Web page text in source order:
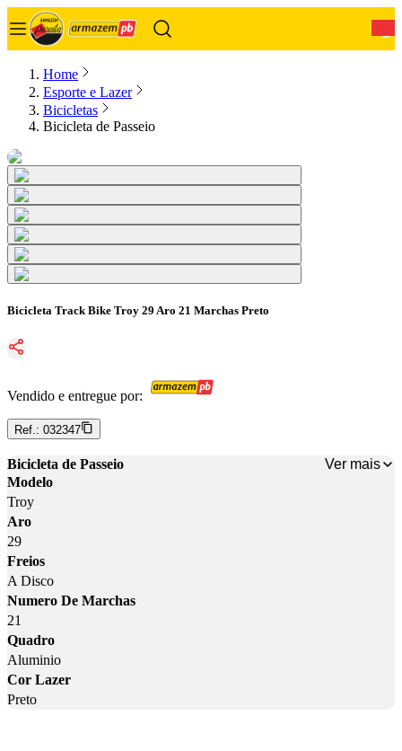
Home
Esporte e Lazer
Bicicletas
Bicicleta de Passeio
Bicicleta Track Bike Troy 29 Aro 21 Marchas Preto
Vendido e entregue por:
Ref.: 032347
Bicicleta de Passeio
Ver mais
Modelo
Troy
Aro
29
Freios
A Disco
Numero De Marchas
21
Quadro
Aluminio
Cor Lazer
Preto